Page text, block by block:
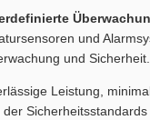
und
und Sicherheit.
Leistung,
der